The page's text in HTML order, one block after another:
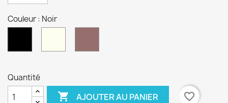
Couleur : Noir
Quantité
 AJOUTER AU PANIER favorite_border